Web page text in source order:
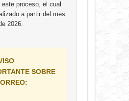
este proceso, el cual
a partir del mes
2026.
SOBRE